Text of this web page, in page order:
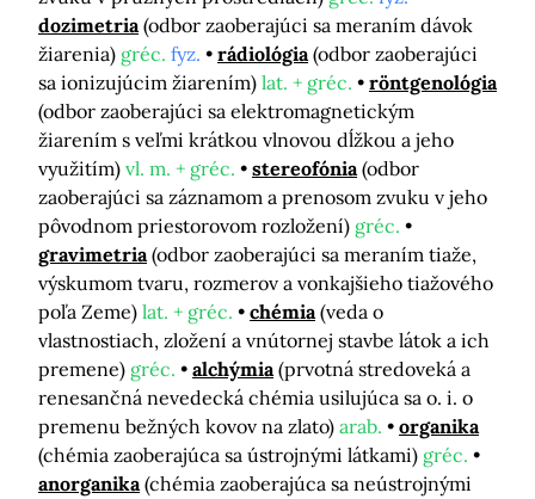
dozimetria (odbor zaoberajúci sa meraním dávok
žiarenia) gréc. fyz. rádiológia (odbor zaoberajúci
sa ionizujúcim žiarením) lat. + gréc.
röntgenológia
(odbor zaoberajúci sa elektromagnetickým
žiarením s veľmi krátkou vlnovou dĺžkou a jeho
využitím) vl. m. + gréc. stereofónia (odbor
zaoberajúci sa záznamom a prenosom zvuku v jeho
pôvodnom priestorovom rozložení) gréc.
gravimetria (odbor zaoberajúci sa meraním tiaže,
výskumom tvaru, rozmerov a vonkajšieho tiažového
poľa Zeme) lat. + gréc. chémia (veda o
vlastnostiach, zložení a vnútornej stavbe látok a ich
premene) gréc. alchýmia (prvotná stredoveká a
renesančná nevedecká chémia usilujúca sa o. i. o
premenu bežných kovov na zlato) arab.
organika
(chémia zaoberajúca sa ústrojnými látkami) gréc.
anorganika (chémia zaoberajúca sa neústrojnými